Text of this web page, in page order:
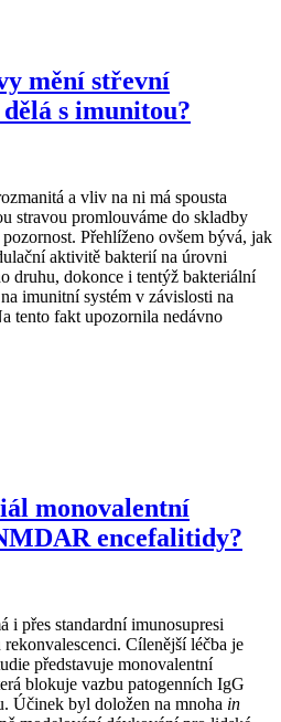
mění střevní
s imunitou?
a vliv na ni má spousta
stravou promlouváme do skladby
Přehlíženo ovšem bývá, jak
aktivitě bakterií na úrovni
druhu, dokonce i tentýž bakteriální
imunitní systém v závislosti na
tento fakt upozornila nedávno
monovalentní
encefalitidy?
přes standardní imunosupresi
Cílenější léčba je
představuje monovalentní
blokuje vazbu patogenních IgG
Účinek byl doložen na mnoha in